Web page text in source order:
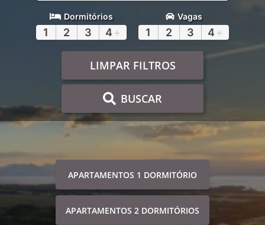
Dormitórios
1 2 3 4 +
Vagas
1 2 3 4 +
LIMPAR FILTROS
BUSCAR
APARTAMENTOS 1 DORMITÓRIO
APARTAMENTOS 2 DORMITÓRIOS